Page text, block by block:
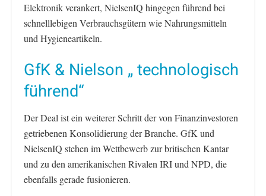
Elektronik verankert, NielsenIQ hingegen führend bei
schnelllebigen Verbrauchsgütern wie Nahrungsmitteln
und Hygieneartikeln.
GfK & Nielson „ technologisch
führend“
Der Deal ist ein weiterer Schritt der von Finanzinvestoren
getriebenen Konsolidierung der Branche. GfK und
NielsenIQ stehen im Wettbewerb zur britischen Kantar
und zu den amerikanischen Rivalen IRI und NPD, die
ebenfalls gerade fusionieren.